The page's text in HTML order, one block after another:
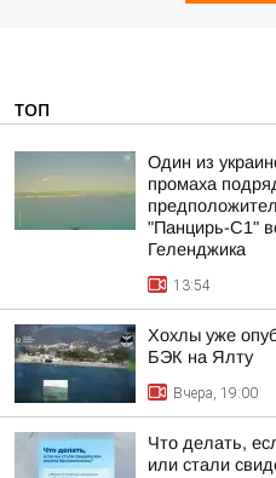
ТОП
Один из
промаха
"Панцирь-С1"
Геленджика
13:54
Хохлы уже
БЭК на Ялту
Вчера, 19:00
Что делать,
или стали